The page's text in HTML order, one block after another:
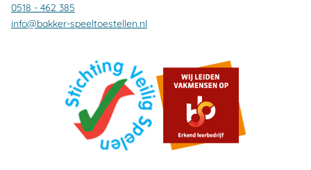
0518 - 462 385
info@bakker-speeltoestellen.nl